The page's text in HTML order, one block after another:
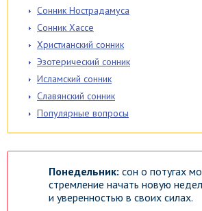
Сонник Нострадамуса
Сонник Хассе
Христианский сонник
Эзотерический сонник
Исламский сонник
Славянский сонник
Популярные вопросы
Понедельник: сон о потугах
стремление начать новую
и уверенностью в своих силах.